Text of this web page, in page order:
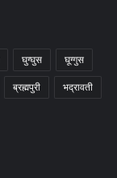
घुग्घुस घूग्गुस
ब्रह्मपुरी भद्रावती